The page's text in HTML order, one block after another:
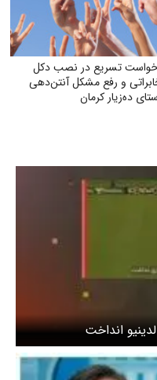
تسریع در نصب دکل
و رفع مشکل آنتن‌دهی
ده‌زیار کرمان
انداخت